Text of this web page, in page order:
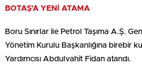
BOTAŞ’A YENİ ATAMA
Boru Sınırlar ile Petrol Taşıma A.Ş.
Yönetim Kurulu Başkanlığına birebir
Yardımcısı Abdulvahit Fidan atandı.